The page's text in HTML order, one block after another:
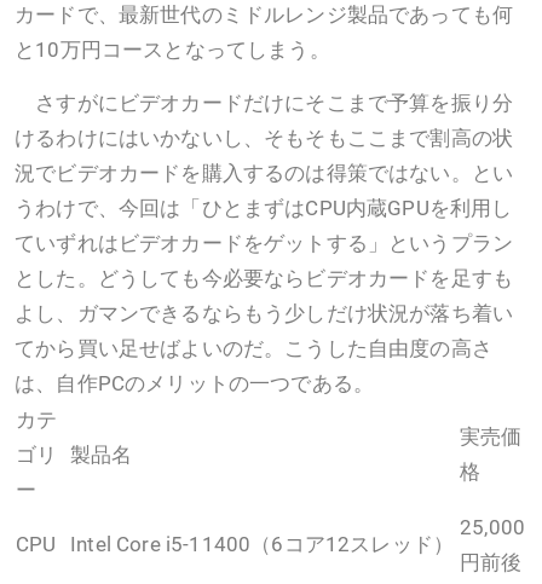
カードで、最新世代のミドルレンジ製品であっても何
と10万円コースとなってしまう。
さすがにビデオカードだけにそこまで予算を振り分
けるわけにはいかないし、そもそもここまで割高の状
況でビデオカードを購入するのは得策ではない。とい
うわけで、今回は「ひとまずはCPU内蔵GPUを利用し
ていずれはビデオカードをゲットする」というプラン
とした。どうしても今必要ならビデオカードを足すも
よし、ガマンできるならもう少しだけ状況が落ち着い
てから買い足せばよいのだ。こうした自由度の高さ
は、自作PCのメリットの一つである。
カテ
ゴリ
ー
製品名
実売価
格
CPU Intel Core i5-11400（6コア12スレッド）
25,000
円前後